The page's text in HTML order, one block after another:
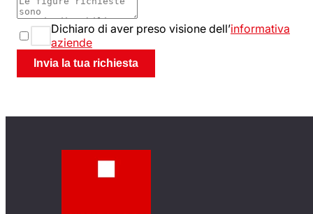
Dichiaro di aver preso visione dell’informativa
aziende
Invia la tua richiesta